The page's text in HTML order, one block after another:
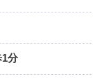
分